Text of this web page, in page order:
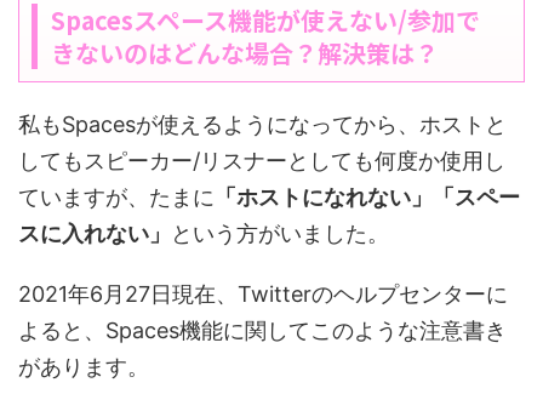
Spacesスペース機能が使えない/参加で
きないのはどんな場合？解決策は？
私もSpacesが使えるようになってから、ホストと
してもスピーカー/リスナーとしても何度か使用し
ていますが、たまに 「ホストになれない」「スペー
スに入れない」
という方がいました。
2021年6月27日現在、Twitterのヘルプセンターに
よると、Spaces機能に関してこのような注意書き
があります。